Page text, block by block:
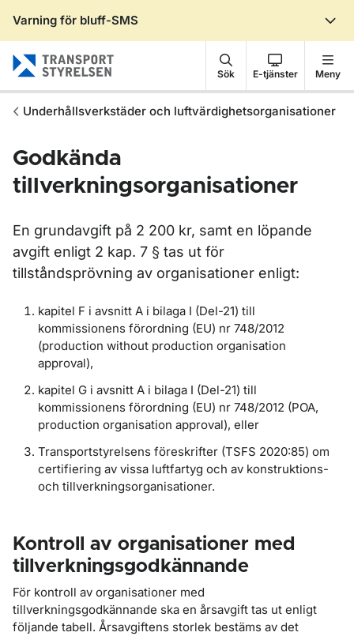
Varning för bluff-SMS
Sök E-tjänster Meny
Underhållsverkstäder och luftvärdighetsorganisationer
Godkända
tillverkningsorganisationer
En grundavgift på 2 200 kr, samt en löpande
avgift enligt 2 kap. 7 § tas ut för
tillståndsprövning av organisationer enligt:
kapitel F i avsnitt A i bilaga I (Del-21) till
kommissionens förordning (EU) nr 748/2012
(production without production organisation
approval),
kapitel G i avsnitt A i bilaga I (Del-21) till
kommissionens förordning (EU) nr 748/2012 (POA,
production organisation approval), eller
Transportstyrelsens föreskrifter (TSFS 2020:85) om
certifiering av vissa luftfartyg och av konstruktions-
och tillverkningsorganisationer.
Kontroll av organisationer med
tillverkningsgodkännande
För kontroll av organisationer med
tillverkningsgodkännande ska en årsavgift tas ut enligt
följande tabell. Årsavgiftens storlek bestäms av det